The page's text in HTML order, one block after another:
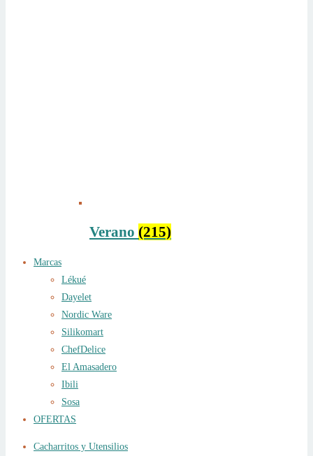
Verano (215)
Marcas
Lékué
Dayelet
Nordic Ware
Silikomart
ChefDelice
El Amasadero
Ibili
Sosa
OFERTAS
Cacharritos y Utensilios